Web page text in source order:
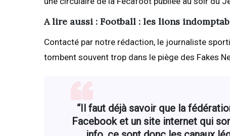
A lire aussi : Football : les lions
Contacté par notre rédaction, le journaliste
tombent souvent trop dans le piège des Fakes
“Il faut déjà savoir que la
Facebook et un site internet qui